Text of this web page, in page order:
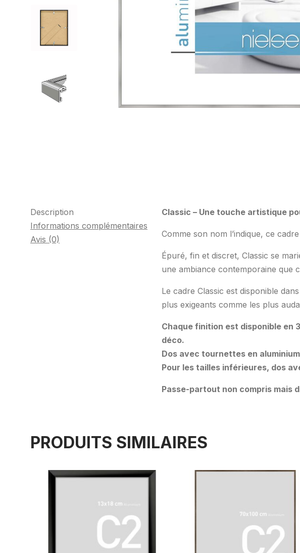
Description
Informations complémentaires
Avis (0)
Classic – Une touche artistique
Comme son nom l’indique, ce
Épuré, fin et discret, Classic se
une ambiance contemporaine que
Le cadre Classic est disponible
plus exigeants comme les plus
Chaque finition est disponible
déco.
Dos avec tournettes en
Pour les tailles inférieures, dos
Passe-partout non compris mais
PRODUITS SIMILAIRES